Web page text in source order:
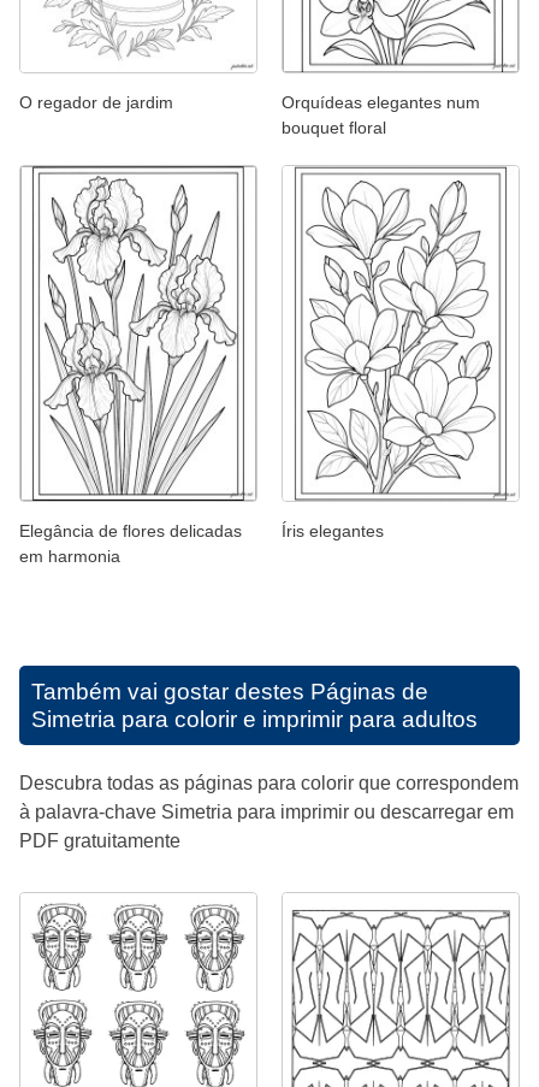
O regador de jardim
Orquídeas elegantes num
bouquet floral
Elegância de flores delicadas
em harmonia
Íris elegantes
Também vai gostar destes Páginas de
Simetria para colorir e imprimir para adultos
Descubra todas as páginas para colorir que correspondem
à palavra-chave Simetria para imprimir ou descarregar em
PDF gratuitamente